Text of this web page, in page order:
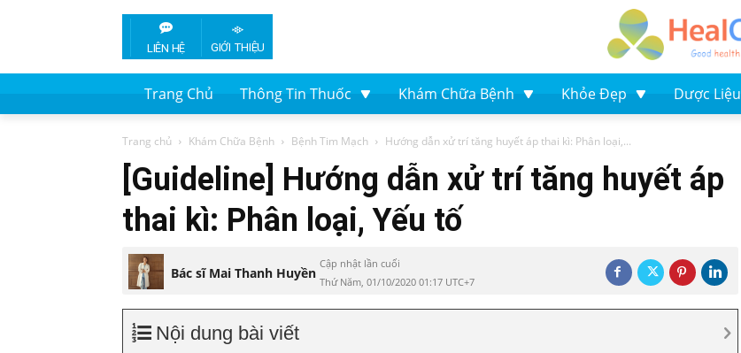
LIÊN HỆ GIỚI THIỆU
Trang Chủ Thông Tin Thuốc Khám Chữa Bệnh Khỏe Đẹp Dược Liệu
Trang chủ Khám Chữa Bệnh Bệnh Tim Mạch Hướng dẫn xử trí tăng huyết áp thai kì: Phân loại,...
[Guideline] Hướng dẫn xử trí tăng huyết áp
thai kì: Phân loại, Yếu tố
Bác sĩ Mai Thanh Huyền
Cập nhật lần cuối
Thứ Năm, 01/10/2020 01:17 UTC+7
Nội dung bài viết